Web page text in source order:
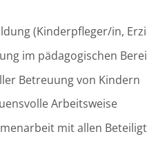
(Kinderpfleger/in,
im pädagogischen
Betreuung von Kindern
Arbeitsweise
mit allen